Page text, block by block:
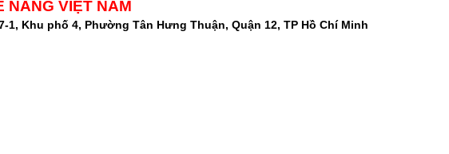
NÂNG VIỆT NAM
1, Khu phố 4, Phường Tân Hưng Thuận, Quận 12, TP Hồ Chí Minh